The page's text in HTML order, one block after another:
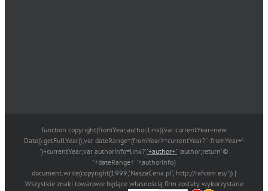
function copyright(fromYear,author,link){var currentYear=new
Date().getFullYear();var dateRange=(fromYear>=currentYear?'':fromYear+'-
')+currentYear;var authorInfo=link?''+author+'':author;return'©
'+dateRange+' '+authorInfo}
document.write(copyright(1999,'NaszaCena.pl','http://rafcom.eu/')) |
Wszystkie znaki towarowe będące własnością firm zostały wykorzystane